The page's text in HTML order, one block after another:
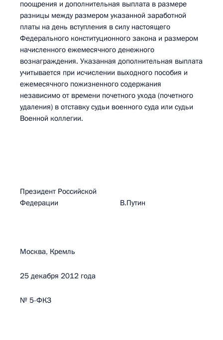
поощрения и дополнительная выплата в размере
разницы между размером указанной заработной
платы на день вступления в силу настоящего
Федерального конституционного закона и размером
начисленного ежемесячного денежного
вознаграждения. Указанная дополнительная выплата
учитывается при исчислении выходного пособия и
ежемесячного пожизненного содержания
независимо от времени почетного ухода (почетного
удаления) в отставку судьи военного суда или судьи
Военной коллегии.
Президент Российской
Федерации В.Путин
Москва, Кремль
25 декабря 2012 года
№ 5-ФКЗ